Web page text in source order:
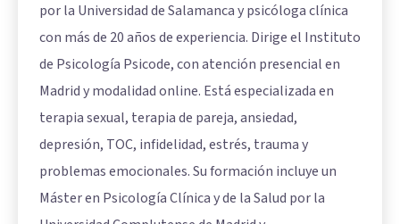
por la Universidad de Salamanca y psicóloga clínica
con más de 20 años de experiencia. Dirige el Instituto
de Psicología Psicode, con atención presencial en
Madrid y modalidad online. Está especializada en
terapia sexual, terapia de pareja, ansiedad,
depresión, TOC, infidelidad, estrés, trauma y
problemas emocionales. Su formación incluye un
Máster en Psicología Clínica y de la Salud por la